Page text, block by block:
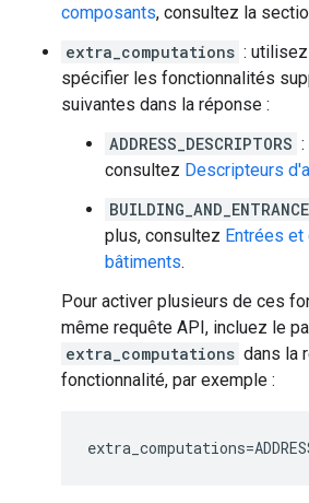
composants, consultez la
extra_computations :
spécifier les fonctionnalités
suivantes dans la réponse :
ADDRESS_DESCRIPTORS
consultez Descripteurs
plus, consultez Entrées
bâtiments.
Pour activer plusieurs de ces
même requête API, incluez le
extra_computations dans la
fonctionnalité, par exemple :